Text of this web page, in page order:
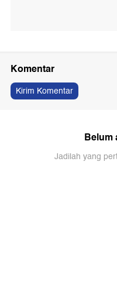
Komentar
Kirim Komentar
Belum
Jadilah yang